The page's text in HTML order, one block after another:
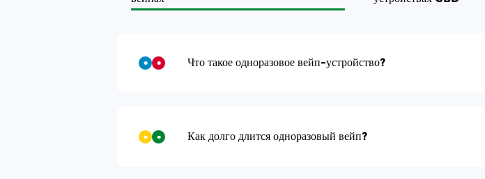
Что такое одноразовое вейп-устройство?
Как долго длится одноразовый вейп?